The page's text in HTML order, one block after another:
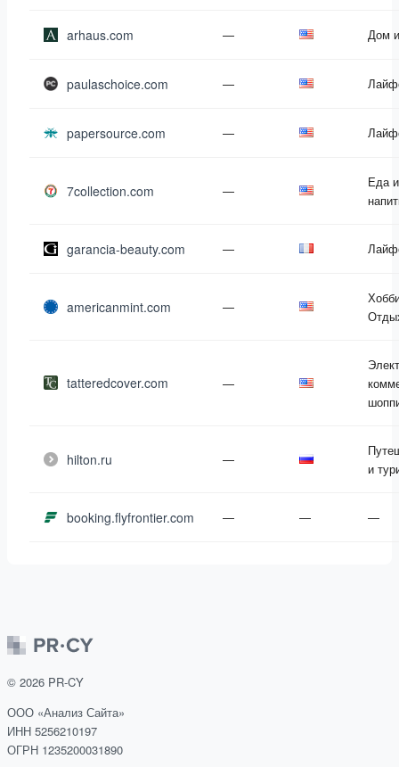
arhaus.com — Дом
paulaschoice.com —
papersource.com —
7collection.com —
Еда и
garancia-beauty.com —
americanmint.com —
tatteredcover.com —
hilton.ru —
и
booking.flyfrontier.com — — —
© 2026 PR-CY
ООО «Анализ Сайта»
ИНН 5256210197
ОГРН 1235200031890